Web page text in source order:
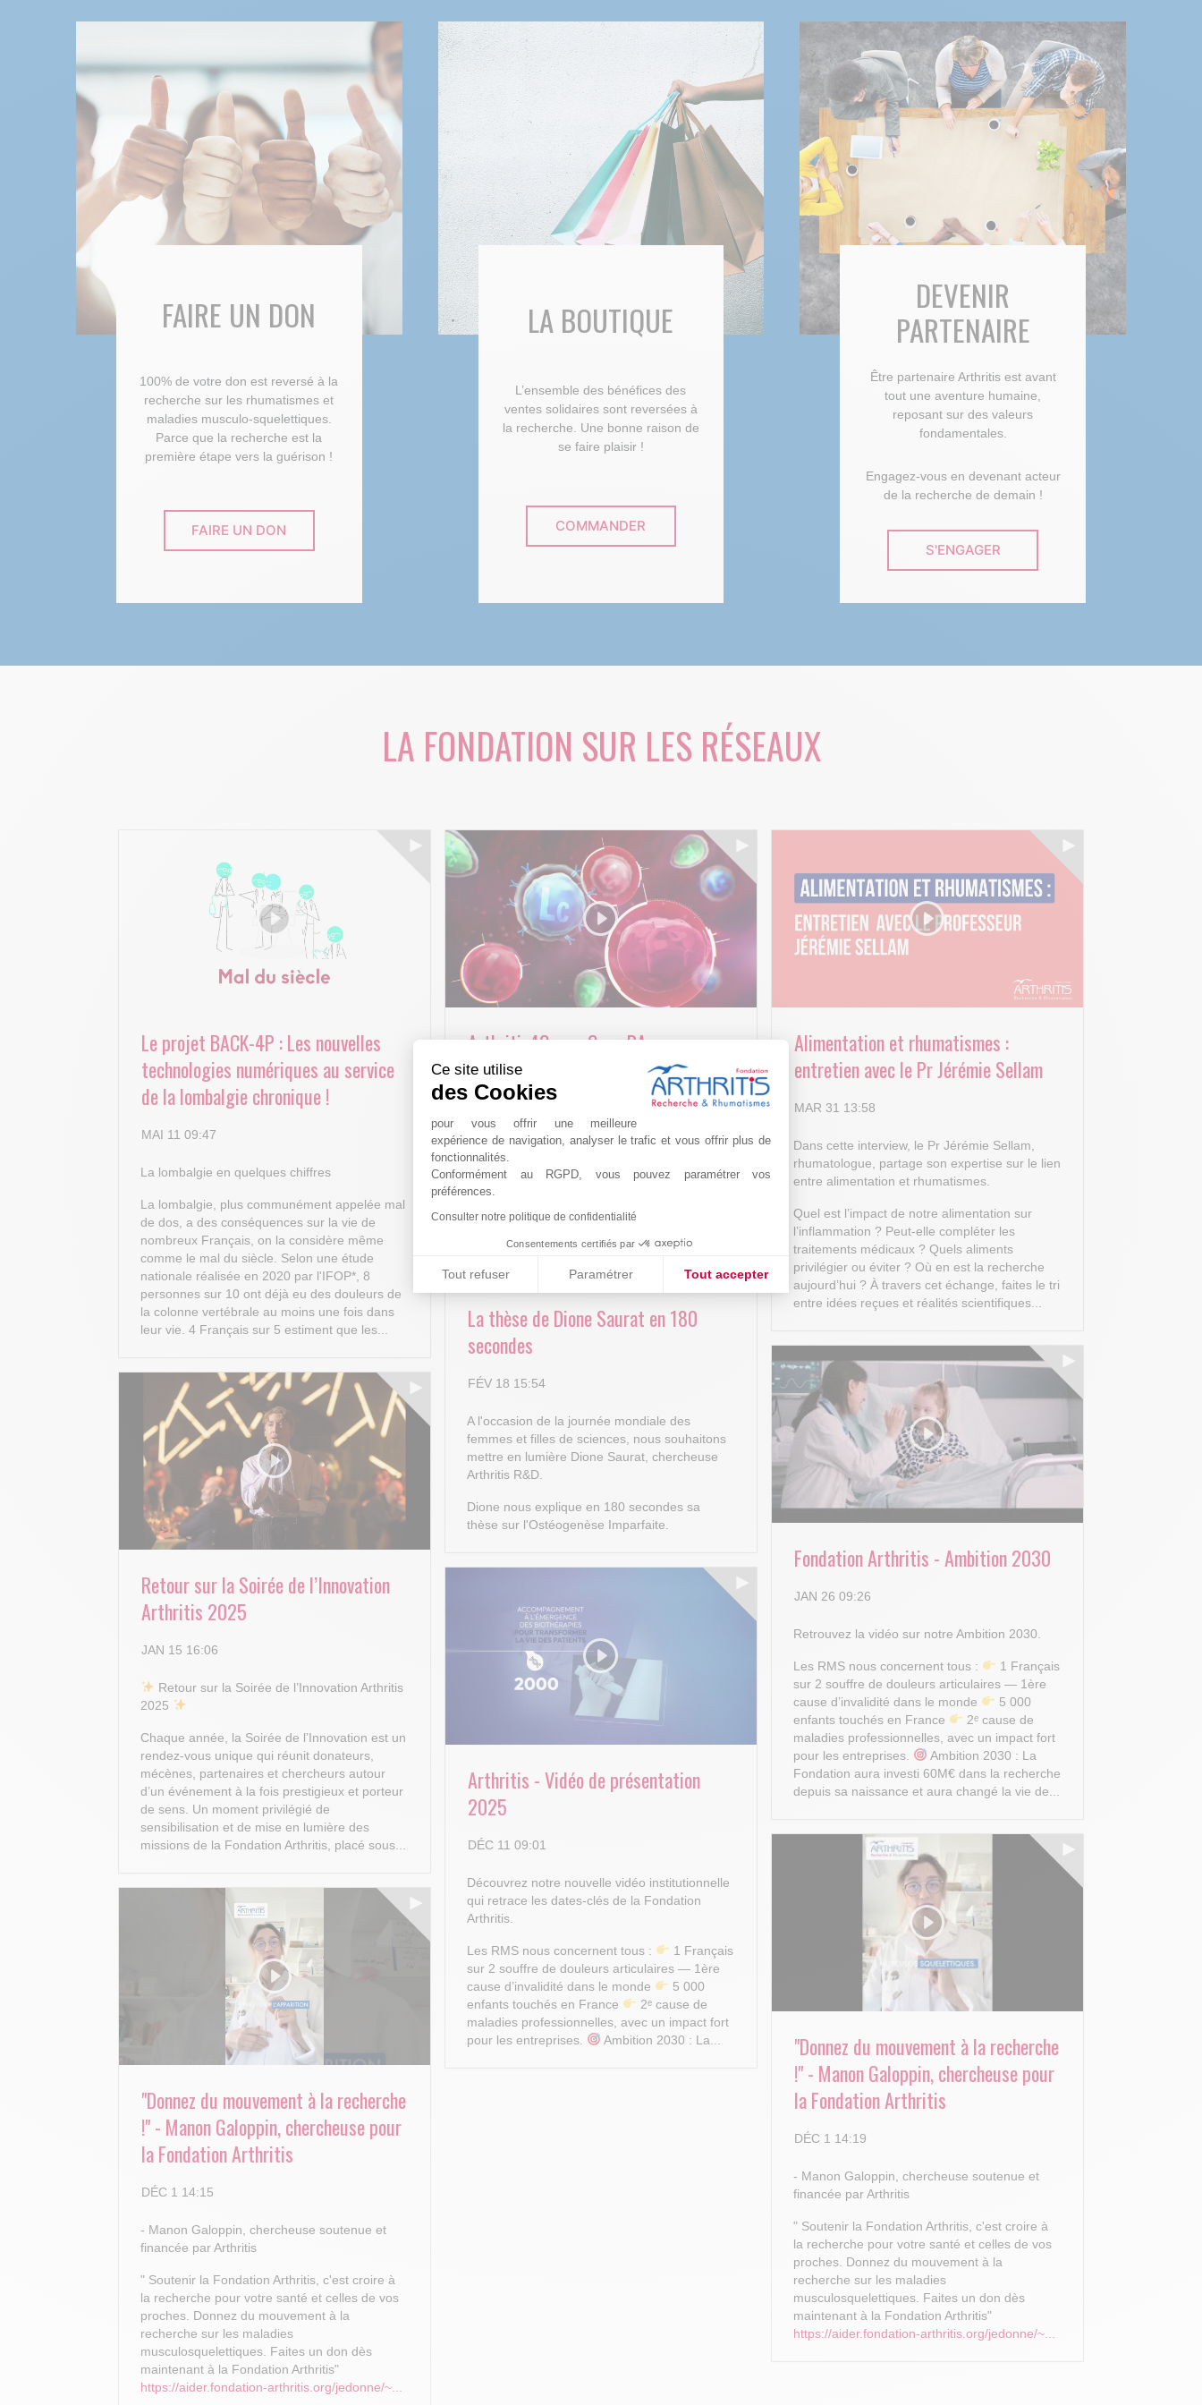
Ce site utilise
des Cookies
pour vous offrir une meilleure
expérience de navigation, analyser le trafic et vous offrir plus de
fonctionnalités.
Conformément au RGPD, vous pouvez paramétrer vos
préférences.
Consulter notre politique de confidentialité
Consentements certifiés par
Tout refuser Paramétrer Tout accepter
Plateforme de Gestion du Consentement : Personnalisez vos Options
Notre plateforme vous permet d'adapter et de gérer vos paramètres de confidentialité, en garantissant la conformité avec
FAIRE UN DON
100% de votre don est reversé à la
recherche sur les rhumatismes et
maladies musculo-squelettiques.
Parce que la recherche est la
première étape vers la guérison !
FAIRE UN DON
LA BOUTIQUE
L’ensemble des bénéfices des
ventes solidaires sont reversées à
la recherche. Une bonne raison de
se faire plaisir !
COMMANDER
DEVENIR
PARTENAIRE
Être partenaire Arthritis est avant
tout une aventure humaine,
reposant sur des valeurs
fondamentales.
Engagez-vous en devenant acteur
de la recherche de demain !
S'ENGAGER
LA FONDATION SUR LES RÉSEAUX
Le projet BACK-4P : Les nouvelles
technologies numériques au service
de la lombalgie chronique !
MAI 11 09:47
La lombalgie en quelques chiffres
La lombalgie, plus communément appelée mal
de dos, a des conséquences sur la vie de
nombreux Français, on la considère même
comme le mal du siècle. Selon une étude
nationale réalisée en 2020 par l'IFOP*, 8
personnes sur 10 ont déjà eu des douleurs de
la colonne vertébrale au moins une fois dans
leur vie. 4 Français sur 5 estiment que les...
Arthritis4Cure - Cure-RA
Alimentation et rhumatismes :
entretien avec le Pr Jérémie Sellam
MAR 31 13:58
Dans cette interview, le Pr Jérémie Sellam,
rhumatologue, partage son expertise sur le lien
entre alimentation et rhumatismes.
Quel est l’impact de notre alimentation sur
l’inflammation ? Peut-elle compléter les
traitements médicaux ? Quels aliments
privilégier ou éviter ? Où en est la recherche
aujourd’hui ? À travers cet échange, faites le tri
entre idées reçues et réalités scientifiques...
La thèse de Dione Saurat en 180
secondes
FÉV 18 15:54
A l'occasion de la journée mondiale des
femmes et filles de sciences, nous souhaitons
mettre en lumière Dione Saurat, chercheuse
Arthritis R&D.
Dione nous explique en 180 secondes sa
thèse sur l'Ostéogenèse Imparfaite.
Fondation Arthritis - Ambition 2030
JAN 26 09:26
Retrouvez la vidéo sur notre Ambition 2030.
Les RMS nous concernent tous :
1 Français
sur 2 souffre de douleurs articulaires — 1ère
cause d’invalidité dans le monde
5 000
enfants touchés en France
2ᵉ cause de
maladies professionnelles, avec un impact fort
pour les entreprises.
Ambition 2030 : La
Fondation aura investi 60M€ dans la recherche
depuis sa naissance et aura changé la vie de...
Retour sur la Soirée de l’Innovation
Arthritis 2025
JAN 15 16:06
​ Retour sur la Soirée de l’Innovation Arthritis
2025
Chaque année, la Soirée de l’Innovation est un
rendez-vous unique qui réunit donateurs,
mécènes, partenaires et chercheurs autour
d’un événement à la fois prestigieux et porteur
de sens. Un moment privilégié de
sensibilisation et de mise en lumière des
missions de la Fondation Arthritis, placé sous...
Arthritis - Vidéo de présentation
2025
DÉC 11 09:01
Découvrez notre nouvelle vidéo institutionnelle
qui retrace les dates-clés de la Fondation
Arthritis.
Les RMS nous concernent tous :
1 Français
sur 2 souffre de douleurs articulaires — 1ère
cause d’invalidité dans le monde
5 000
enfants touchés en France
2ᵉ cause de
maladies professionnelles, avec un impact fort
pour les entreprises.
Ambition 2030 : La...
"Donnez du mouvement à la recherche
!" - Manon Galoppin, chercheuse pour
la Fondation Arthritis
DÉC 1 14:19
- Manon Galoppin, chercheuse soutenue et
financée par Arthritis
" Soutenir la Fondation Arthritis, c'est croire à
la recherche pour votre santé et celles de vos
proches. Donnez du mouvement à la
recherche sur les maladies
musculosquelettiques. Faites un don dès
maintenant à la Fondation Arthritis"
https://aider.fondation-arthritis.org/jedonne/~...
"Donnez du mouvement à la recherche
!" - Manon Galoppin, chercheuse pour
la Fondation Arthritis
DÉC 1 14:15
- Manon Galoppin, chercheuse soutenue et
financée par Arthritis
" Soutenir la Fondation Arthritis, c'est croire à
la recherche pour votre santé et celles de vos
proches. Donnez du mouvement à la
recherche sur les maladies
musculosquelettiques. Faites un don dès
maintenant à la Fondation Arthritis"
https://aider.fondation-arthritis.org/jedonne/~...